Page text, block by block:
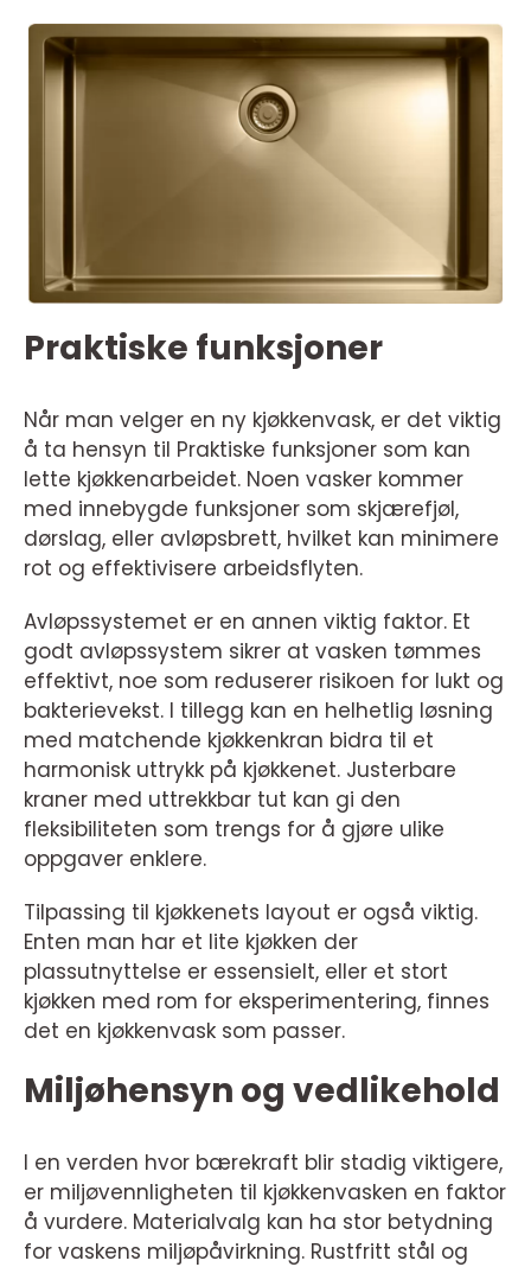
Praktiske funksjoner
Når man velger en ny kjøkkenvask, er det viktig
å ta hensyn til Praktiske funksjoner som kan
lette kjøkkenarbeidet. Noen vasker kommer
med innebygde funksjoner som skjærefjøl,
dørslag, eller avløpsbrett, hvilket kan minimere
rot og effektivisere arbeidsflyten.
Avløpssystemet er en annen viktig faktor. Et
godt avløpssystem sikrer at vasken tømmes
effektivt, noe som reduserer risikoen for lukt og
bakterievekst. I tillegg kan en helhetlig løsning
med matchende kjøkkenkran bidra til et
harmonisk uttrykk på kjøkkenet. Justerbare
kraner med uttrekkbar tut kan gi den
fleksibiliteten som trengs for å gjøre ulike
oppgaver enklere.
Tilpassing til kjøkkenets layout er også viktig.
Enten man har et lite kjøkken der
plassutnyttelse er essensielt, eller et stort
kjøkken med rom for eksperimentering, finnes
det en kjøkkenvask som passer.
Miljøhensyn og vedlikehold
I en verden hvor bærekraft blir stadig viktigere,
er miljøvennligheten til kjøkkenvasken en faktor
å vurdere. Materialvalg kan ha stor betydning
for vaskens miljøpåvirkning. Rustfritt stål og